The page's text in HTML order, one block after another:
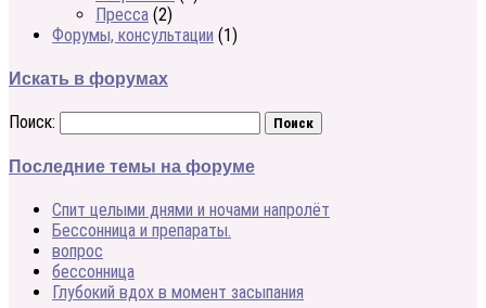
Пресса (2)
Форумы, консультации (1)
Искать в форумах
Поиск:
Последние темы на форуме
Спит целыми днями и ночами напролёт
Бессонница и препараты.
вопрос
бессонница
Глубокий вдох в момент засыпания